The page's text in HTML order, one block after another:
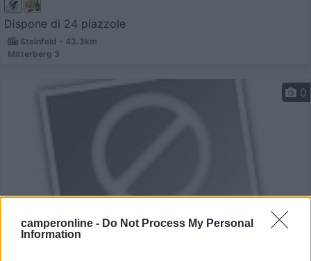
camperonline - Do Not Process My Personal
Information
Dispone di 24 piazzole
Steinfeld - 43.3km
Mitterberg 3
0